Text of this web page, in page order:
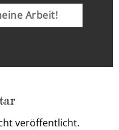
Arbeit!
veröffentlicht.